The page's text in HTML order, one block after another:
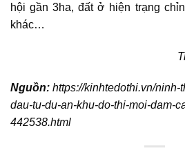
hội gần 3ha, đất ở hiện trạng
khác…
Nguồn: https://kinhtedothi.vn/ninh-
dau-tu-du-an-khu-do-thi-moi-dam-
442538.html